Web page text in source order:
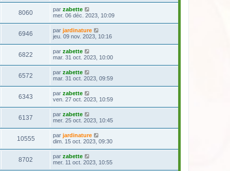
8060 par zabette
mer. 06 déc. 2023, 10:09
6946 par jardinature
jeu. 09 nov. 2023, 10:16
6822 par zabette
mar. 31 oct. 2023, 10:00
6572 par zabette
mar. 31 oct. 2023, 09:59
6343 par zabette
ven. 27 oct. 2023, 10:59
6137 par zabette
mer. 25 oct. 2023, 10:45
10555 par jardinature
dim. 15 oct. 2023, 09:30
8702 par zabette
mer. 11 oct. 2023, 10:55